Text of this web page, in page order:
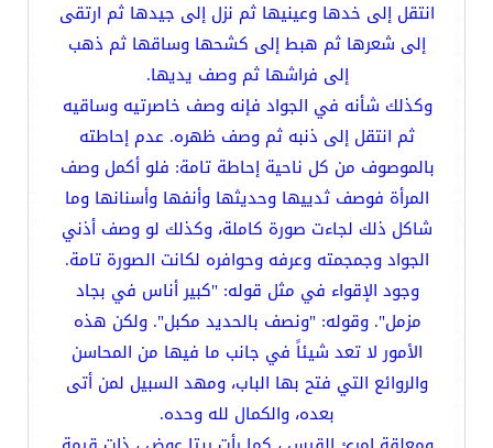
انتقل إلى خدها وعينيها ثم نزل إلى جيدها ثم ارتقى
إلى شعرها ثم هبط إلى كشحها وساقها ثم ذهب
إلى فراشها ثم وصف يديها.
وكذلك شأنه في الجواد فإنه وصف خاصرتيه وساقيه
ثم انتقل إلى ذنبه ثم وصف ظهره. عدم إحاطته
بالموصوف من كل ناحية إحاطة تامة: فلو أكمل وصف
المرأة فوصف ثدييها وحديثها وأنفها وأسنانها وما
شاكل ذلك لجاءت صورة كاملة، وكذلك لو وصف أذني
الجواد وجمجمته وعرفه وحوافره لكانت الصورة تامة.
وجود الإقواء في مثل قوله: "كبير أناس في بجاد
مزمل". وقوله: "ونصف بالحديد مكبل". ولكن هذه
الأمور لا تعد شيئاً في جانب ما فيها من المحاسن
والروائع التي فتح بها الباب، ومهد السبيل لمن أتى
بعده، والكمال لله وحده.